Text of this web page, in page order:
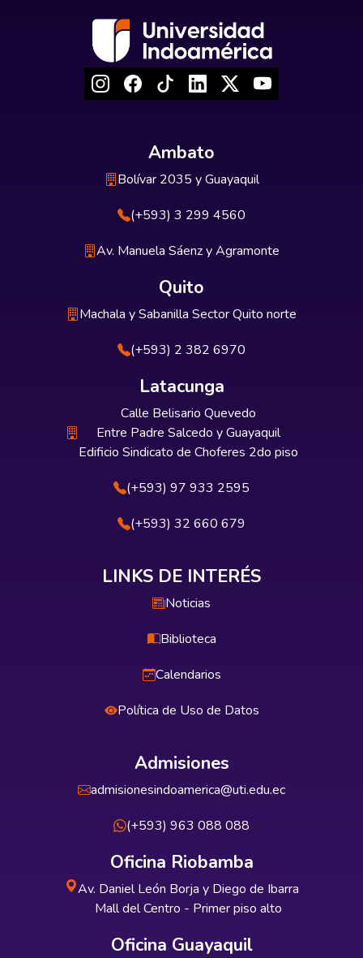
Ambato
Bolívar 2035 y Guayaquil
(+593) 3 299 4560
Av. Manuela Sáenz y Agramonte
Quito
Machala y Sabanilla Sector Quito norte
(+593) 2 382 6970
Latacunga
Calle Belisario Quevedo
Entre Padre Salcedo y Guayaquil
Edificio Sindicato de Choferes 2do piso
(+593) 97 933 2595
(+593) 32 660 679
LINKS DE INTERÉS
Noticias
Biblioteca
Calendarios
Política de Uso de Datos
Admisiones
admisionesindoamerica@uti.edu.ec
(+593) 963 088 088
Oficina Riobamba
Av. Daniel León Borja y Diego de Ibarra
Mall del Centro - Primer piso alto
Oficina Guayaquil